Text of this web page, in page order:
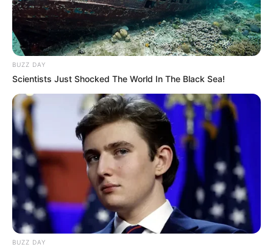
BUZZ DAY
Scientists Just Shocked The World In The Black Sea!
BUZZ DAY